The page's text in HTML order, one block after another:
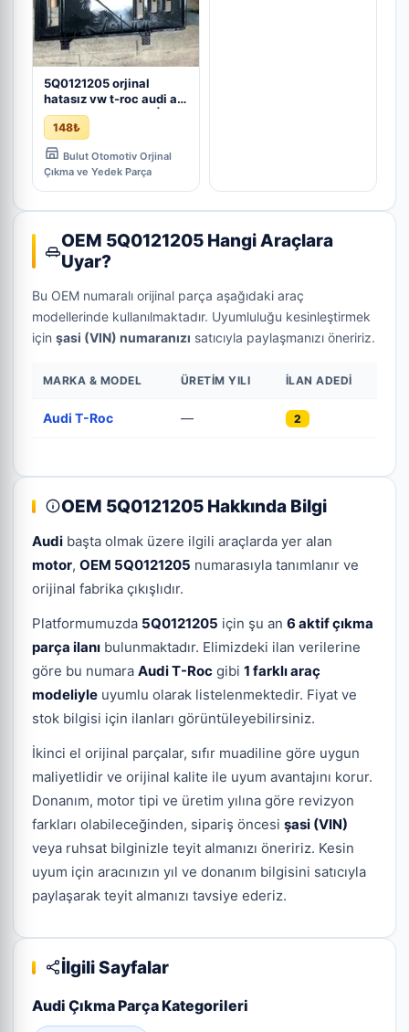
5Q0121205 orjinal
hatasız vw t-roc audi a3
Q2 fan davlumbazı |
ÇIKMA PARÇA
148₺
Bulut Otomotiv Orjinal
Çıkma ve Yedek Parça
OEM 5Q0121205 Hangi Araçlara
Uyar?
Bu OEM numaralı orijinal parça aşağıdaki araç
modellerinde kullanılmaktadır. Uyumluluğu kesinleştirmek
için şasi (VIN) numaranızı satıcıyla paylaşmanızı öneririz.
MARKA & MODEL ÜRETIM YILI İLAN ADEDI
Audi T-Roc — 2
OEM 5Q0121205 Hakkında Bilgi
Audi başta olmak üzere ilgili araçlarda yer alan
motor, OEM 5Q0121205 numarasıyla tanımlanır ve
orijinal fabrika çıkışlıdır.
Platformumuzda 5Q0121205 için şu an 6 aktif çıkma
parça ilanı bulunmaktadır. Elimizdeki ilan verilerine
göre bu numara Audi T-Roc gibi 1 farklı araç
modeliyle uyumlu olarak listelenmektedir. Fiyat ve
stok bilgisi için ilanları görüntüleyebilirsiniz.
İkinci el orijinal parçalar, sıfır muadiline göre uygun
maliyetlidir ve orijinal kalite ile uyum avantajını korur.
Donanım, motor tipi ve üretim yılına göre revizyon
farkları olabileceğinden, sipariş öncesi şasi (VIN)
veya ruhsat bilginizle teyit almanızı öneririz. Kesin
uyum için aracınızın yıl ve donanım bilgisini satıcıyla
paylaşarak teyit almanızı tavsiye ederiz.
İlgili Sayfalar
Audi Çıkma Parça Kategorileri